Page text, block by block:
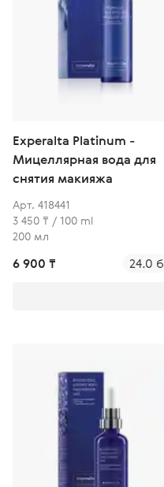
Experalta Platinum -
Мицеллярная вода для
снятия макияжа
Арт. 418441
3 450 ₸ / 100 ml
200 мл
6 900 ₸ 24.0 б